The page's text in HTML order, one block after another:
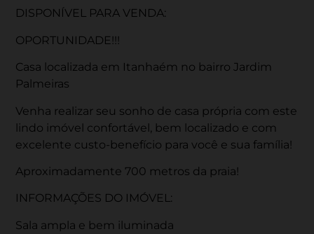
DISPONÍVEL PARA VENDA:
OPORTUNIDADE!!!
Casa localizada em Itanhaém no bairro Jardim
Palmeiras
Venha realizar seu sonho de casa própria com este
lindo imóvel confortável, bem localizado e com
excelente custo-benefício para você e sua família!
Aproximadamente 700 metros da praia!
INFORMAÇÕES DO IMÓVEL:
Sala ampla e bem iluminada